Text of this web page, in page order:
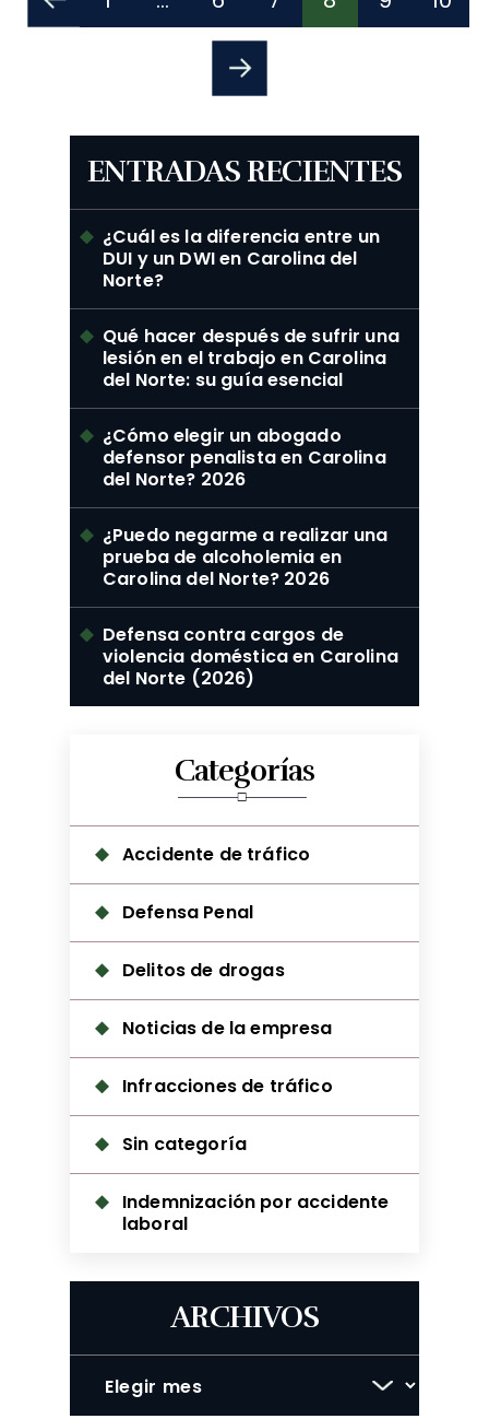
Entradas
ENTRADAS RECIENTES
¿Cuál es la diferencia entre un
DUI y un DWI en Carolina del
Norte?
Qué hacer después de sufrir una
lesión en el trabajo en Carolina
del Norte: su guía esencial
¿Cómo elegir un abogado
defensor penalista en Carolina
del Norte? 2026
¿Puedo negarme a realizar una
prueba de alcoholemia en
Carolina del Norte? 2026
Defensa contra cargos de
violencia doméstica en Carolina
del Norte (2026)
Categorías
Accidente de tráfico
Defensa Penal
Delitos de drogas
Noticias de la empresa
Infracciones de tráfico
Sin categoría
Indemnización por accidente
laboral
ARCHIVOS